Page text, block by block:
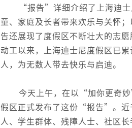
“报告”详细介绍了上海迪
童、家庭及长者带来欢乐与关怀
告还展现了度假区不断壮大的志
动工以来，上海迪士尼度假区已
人，为无数人带去快乐与启迪。
今天上午，在以“加你更奇
假区正式发布了这份“报告”。近
人、学生群体、残障人士、社区